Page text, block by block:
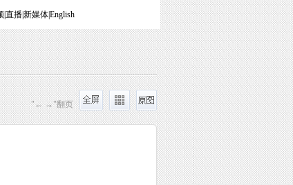
|直播|新媒体|English
"← →"翻页